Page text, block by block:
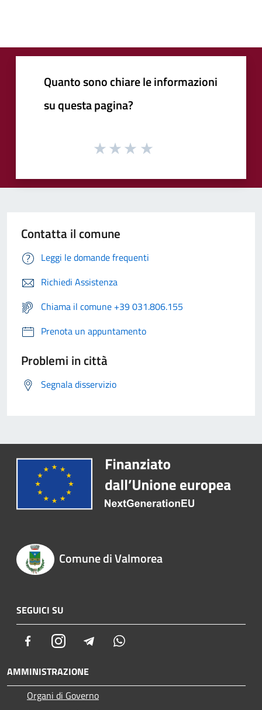
Quanto sono chiare le informazioni
su questa pagina?
Contatta il comune
Leggi le domande frequenti
Richiedi Assistenza
Chiama il comune +39 031.806.155
Prenota un appuntamento
Problemi in città
Segnala disservizio
Comune di Valmorea
SEGUICI SU
FacebookInstagram Telegram
AMMINISTRAZIONE
Organi di Governo